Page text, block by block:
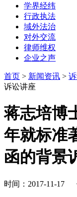
学界经纬
行政执法
域外法治
对外交流
律师维权
企业之声
首页 > 新闻资讯 >
诉讼讲座
蒋志培博
年就标准
函的背景
时间：2017-11-